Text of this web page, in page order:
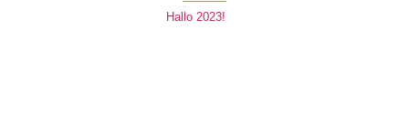
Hallo 2023!